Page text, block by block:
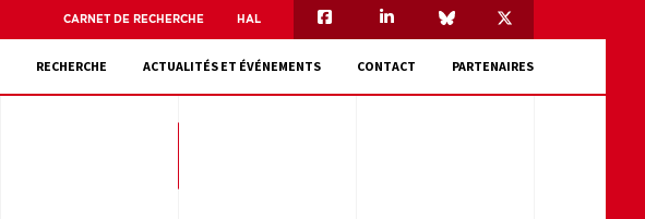
CARNET DE RECHERCHE HAL
RECHERCHE ACTUALITÉS ET ÉVÉNEMENTS CONTACT PARTENAIRES